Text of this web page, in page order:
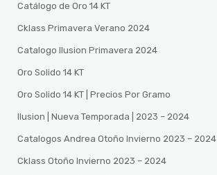
Catálogo de Oro 14 KT
Cklass Primavera Verano 2024
Catalogo Ilusion Primavera 2024
Oro Solido 14 KT
Oro Solido 14 KT | Precios Por Gramo
Ilusion | Nueva Temporada | 2023 – 2024
Catalogos Andrea Otoño Invierno 2023 – 2024
Cklass Otoño Invierno 2023 – 2024